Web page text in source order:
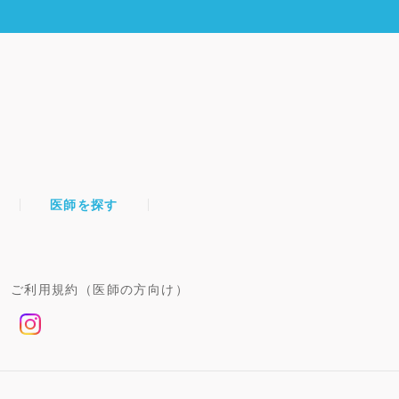
医師を探す
ご利用規約（医師の方向け）